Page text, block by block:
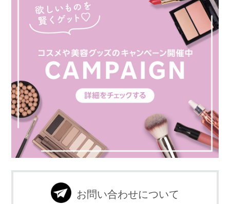
お問い合わせについて